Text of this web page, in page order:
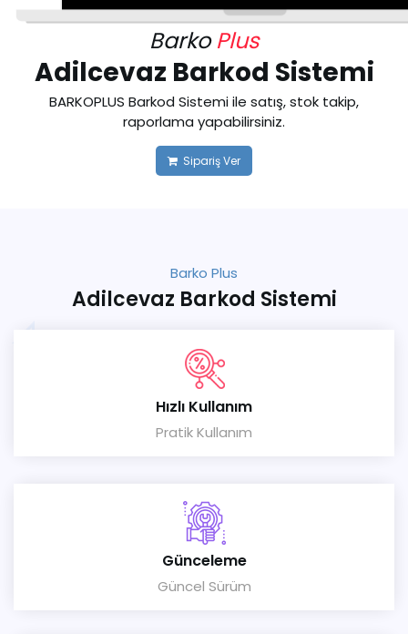
BarkoPlus
Adilcevaz Barkod Sistemi
BARKOPLUS Barkod Sistemi ile satış, stok takip,
raporlama yapabilirsiniz.
Sipariş Ver
Barko Plus
Adilcevaz Barkod Sistemi
Hızlı Kullanım
Pratik Kullanım
Günceleme
Güncel Sürüm